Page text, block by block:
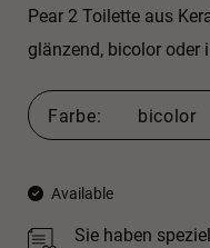
Pear 2 Toilette aus
glänzend, bicolor oder
Farbe bicolor
Available
Sie haben